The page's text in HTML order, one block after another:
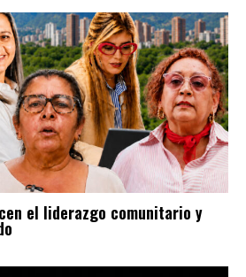
el liderazgo comunitario y